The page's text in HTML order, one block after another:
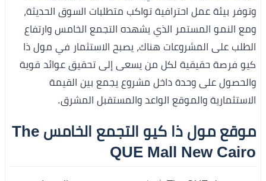
وتوفر بيئة عمل احترافية تواكب متطلبات السوق الحديثة،
ومع النمو المستمر الذي يشهده التجمع الخامس وارتفاع
الطلب على المشروعات هناك، يصبح الاستثمار في مول ذا
كيو فرصة حقيقية لكل من يسعى إلى تحقيق عوائد قوية
والحصول على وحدة داخل مشروع يجمع بين القيمة
الاستثمارية والموقع الواعد والمستقبل المشرق.
موقع مول ذا كيو التجمع الخامس The
QUE Mall New Cairo